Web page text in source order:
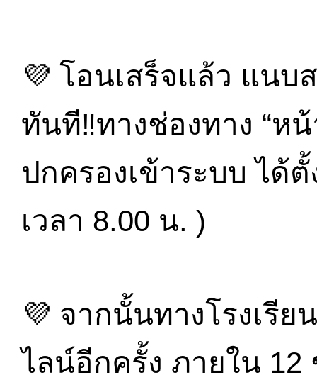
💜 โอนเสร็จแล้ว แน
ทันที‼️ทางช่องทาง “หน้
ปกครองเข้าระบบ ได้
เวลา 8.00 น. )
💜 จากนั้นทางโรงเรี
ไลน์อีกครั้ง ภายใน 12